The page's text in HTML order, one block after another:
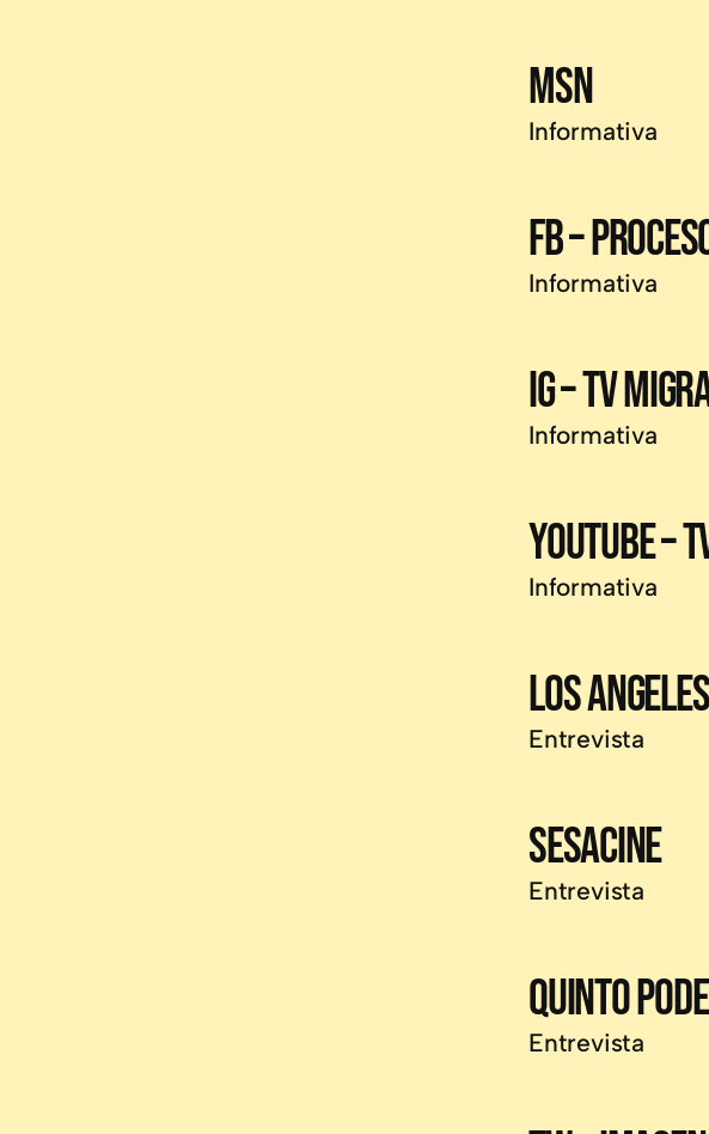
MSN
Informativa
FB –
Informativa
IG – TV
Informativa
YOUTUBE –
Informativa
LOS
Entrevista
SESACINE
Entrevista
QUINTO
Entrevista